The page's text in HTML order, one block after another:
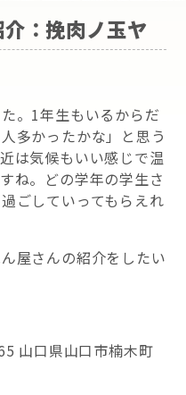
：挽肉ノ玉ヤ
。1年生もいるからだ
多かったかな」と思う
は気候もいい感じで温
ね。どの学年の学生さ
ごしていってもらえれ
屋さんの紹介をしたい
山口県山口市楠木町